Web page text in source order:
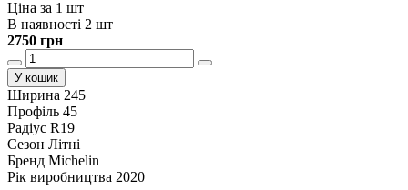
Ціна за 1 шт
В наявності 2 шт
2750 грн
У кошик
Ширина 245
Профіль 45
Радіус R19
Сезон Літні
Бренд Michelin
Рік виробництва 2020